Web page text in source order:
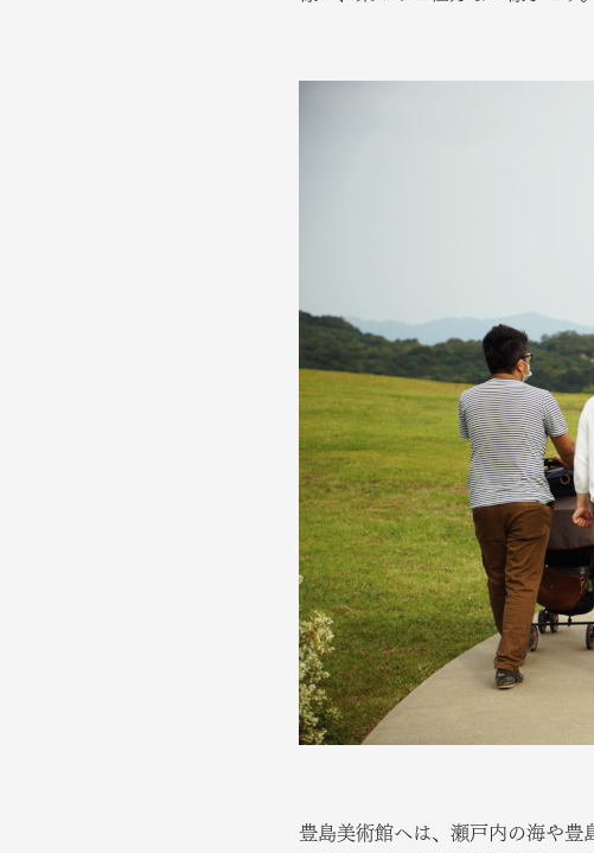
豊島美術館へは、瀬戸内の海や豊